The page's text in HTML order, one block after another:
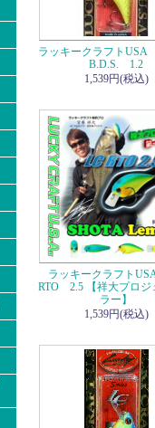
ラッキークラフトUSA
B.D.S. 1.2
1,539円(税込)
ラッキークラフト
RTO 2.5 【祥大プロジ
ラー】
1,539円(税込)